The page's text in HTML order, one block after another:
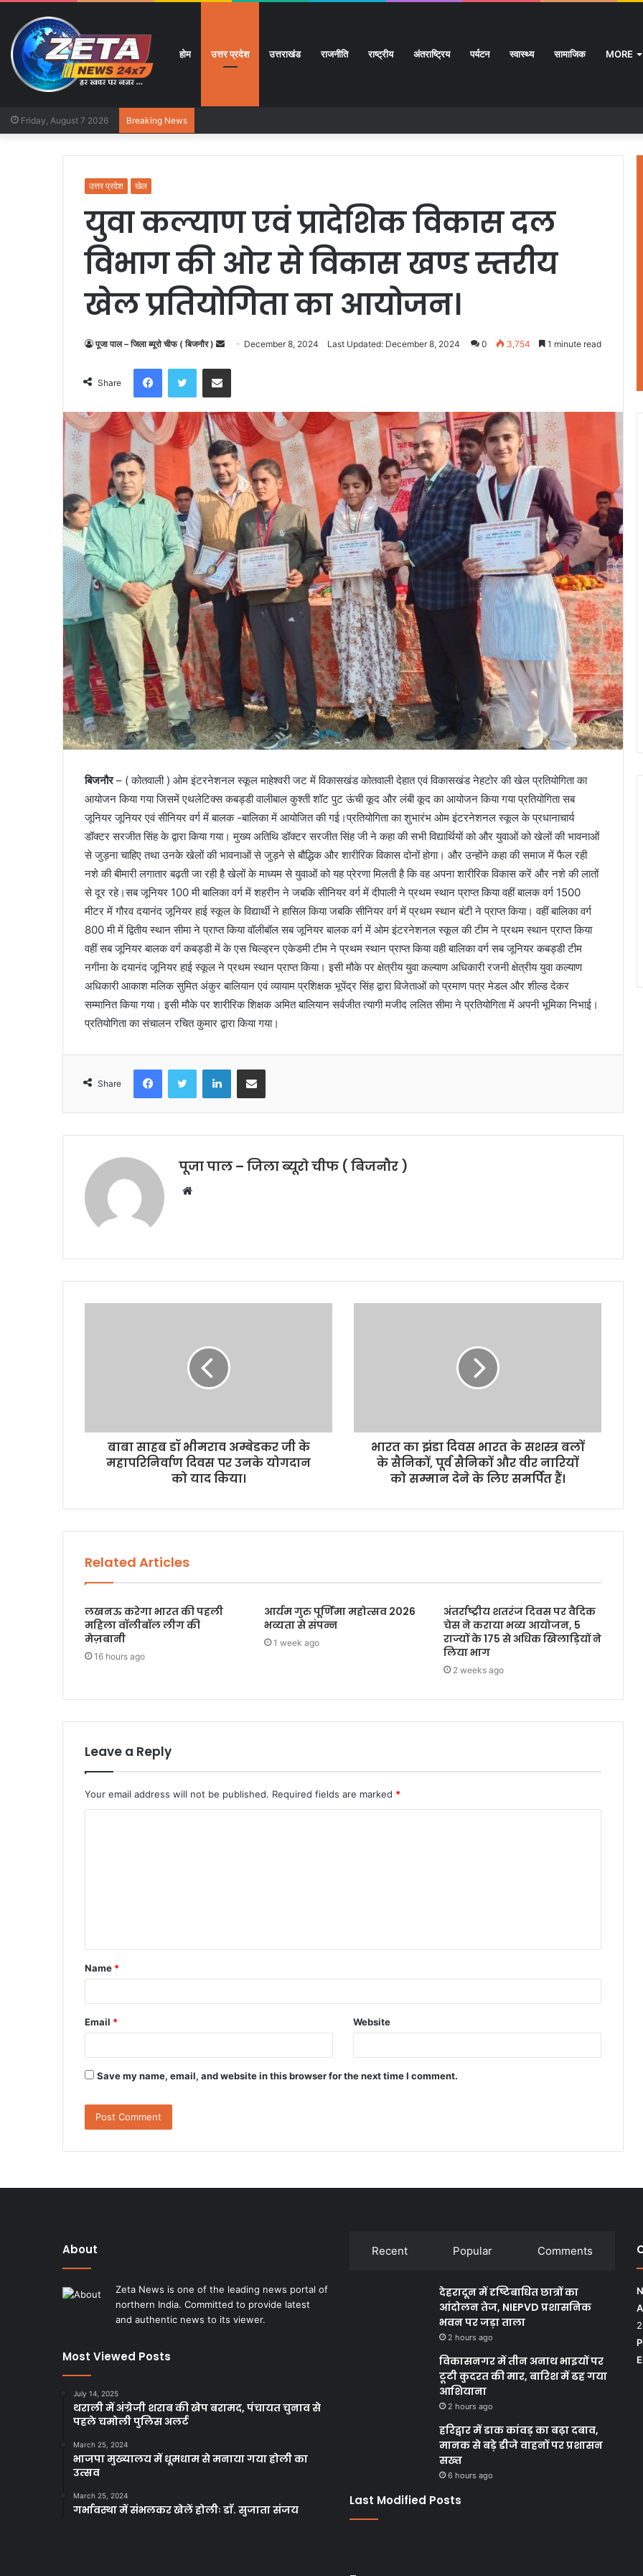
होम उत्तर प्रदेश उत्तराखंड राजनीति राष्ट्रीय अंतराष्ट्रिय पर्यटन स्वास्थ्य सामाजिक MORE
Friday, August 7 2026 Breaking News
उत्तर प्रदेश खेल
युवा कल्याण एवं प्रादेशिक विकास दल
विभाग की ओर से विकास खण्ड स्तरीय
खेल प्रतियोगिता का आयोजन।
पूजा पाल – जिला ब्यूरो चीफ ( बिजनौर )
d
a
n
e
m
a
i
l
December 8, 2024 Last Updated: December 8, 2024 0 3,754 1 minute read
Share
बिजनौर– ( कोतवाली ) ओम इंटरनेशनल स्कूल माहेश्वरी जट में विकासखंड कोतवाली देहात एवं विकासखंड नेहटोर की खेल प्रतियोगिता का
आयोजन किया गया जिसमें एथलेटिक्स कबड्डी वालीबाल कुश्ती शॉट पुट ऊंची कूद और लंबी कूद का आयोजन किया गया प्रतियोगिता सब
जूनियर जूनियर एवं सीनियर वर्ग में बालक -बालिका में आयोजित की गई।प्रतियोगिता का शुभारंभ ओम इंटरनेशनल स्कूल के प्रधानाचार्य
डॉक्टर सरजीत सिंह के द्वारा किया गया। मुख्य अतिथि डॉक्टर सरजीत सिंह जी ने कहा की सभी विद्यार्थियों को और युवाओं को खेलों की भावनाओं
से जुड़ना चाहिए तथा उनके खेलों की भावनाओं से जुड़ने से बौद्धिक और शारीरिक विकास दोनों होगा। और उन्होंने कहा की समाज में फैल रही
नशे की बीमारी लगातार बढ़ती जा रही है खेलों के माध्यम से युवाओं को यह प्रेरणा मिलती है कि वह अपना शारीरिक विकास करें और नशे की लातों
से दूर रहे।सब जूनियर 100 मी बालिका वर्ग में शहरीन ने जबकि सीनियर वर्ग में दीपाली ने प्रथम स्थान प्राप्त किया वहीं बालक वर्ग 1500
मीटर में गौरव दयानंद जूनियर हाई स्कूल के विद्यार्थी ने हासिल किया जबकि सीनियर वर्ग में प्रथम स्थान बंटी ने प्राप्त किया। वहीं बालिका वर्ग
800 मी में द्वितीय स्थान सीमा ने प्राप्त किया वॉलीबॉल सब जूनियर बालक वर्ग में ओम इंटरनेशनल स्कूल की टीम ने प्रथम स्थान प्राप्त किया
वहीं सब जूनियर बालक वर्ग कबड्डी में के एस चिल्ड्रन एकेडमी टीम ने प्रथम स्थान प्राप्त किया वही बालिका वर्ग सब जूनियर कबड्डी टीम
नगीना के दयानंद जूनियर हाई स्कूल ने प्रथम स्थान प्राप्त किया। इसी मौके पर क्षेत्रीय युवा कल्याण अधिकारी रजनी क्षेत्रीय युवा कल्याण
अधिकारी आकाश मलिक सुमित अंकुर बालियान एवं व्यायाम प्रशिक्षक भूपेंद्र सिंह द्वारा विजेताओं को प्रमाण पत्र मेडल और शील्ड देकर
सम्मानित किया गया। इसी मौके पर शारीरिक शिक्षक अमित बालियान सर्वजीत त्यागी मजीद ललित सीमा ने प्रतियोगिता में अपनी भूमिका निभाई।
प्रतियोगिता का संचालन रचित कुमार द्वारा किया गया।
Share
पूजा पाल – जिला ब्यूरो चीफ ( बिजनौर )
i
बाबा साहब डॉ भीमराव अम्बेडकर जी के
महापरिनिर्वाण दिवस पर उनके योगदान
को याद किया।
भारत का झंडा दिवस भारत के सशस्त्र बलों
के सैनिकों, पूर्व सैनिकों और वीर नारियों
को सम्मान देने के लिए समर्पित हैं।
Related Articles
लखनऊ करेगा भारत की पहली
महिला वॉलीबॉल लीग की
मेज़बानी
16 hours ago
आर्यम गुरु पूर्णिमा महोत्सव 2026
भव्यता से संपन्न
1 week ago
अंतर्राष्ट्रीय शतरंज दिवस पर वैदिक
चेस ने कराया भव्य आयोजन, 5
राज्यों के 175 से अधिक खिलाड़ियों ने
लिया भाग
2 weeks ago
Leave a Reply
Your email address will not be published. Required fields are marked *
t
*
Name *
Email * Website
Save my name, email, and website in this browser for the next time I comment.
About
Zeta News is one of the leading news portal of
northern India. Committed to provide latest
and authentic news to its viewer.
Most Viewed Posts
July 14, 2025
थराली में अंग्रेजी शराब की खेप बरामद, पंचायत चुनाव से
पहले चमोली पुलिस अलर्ट
March 25, 2024
भाजपा मुख्यालय में धूमधाम से मनाया गया होली का
उत्सव
March 25, 2024
गर्भावस्था में संभलकर खेलें होलीः डाॅ. सुजाता संजय
Recent Popular Comments
देहरादून में दृष्टिबाधित छात्रों का
आंदोलन तेज, NIEPVD प्रशासनिक
भवन पर जड़ा ताला
2 hours ago
विकासनगर में तीन अनाथ भाइयों पर
टूटी कुदरत की मार, बारिश में ढह गया
आशियाना
2 hours ago
हरिद्वार में डाक कांवड़ का बढ़ा दबाव,
मानक से बड़े डीजे वाहनों पर प्रशासन
सख्त
6 hours ago
Last Modified Posts